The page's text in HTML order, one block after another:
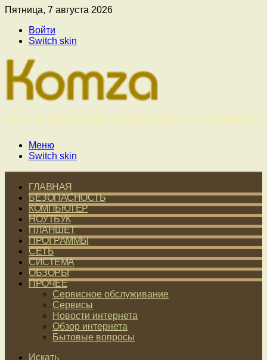
Пятница, 7 августа 2026
Войти
Switch skin
Меню
Switch skin
ГЛАВНАЯ
БЕЗОПАСНОСТЬ
КОМПЬЮТЕР
НОУТБУК
ПЛАНШЕТ
ПРОГРАММЫ
СЕТЬ
СИСТЕМА
ОБЗОРЫ
ПРОЧЕЕ
Сервисное обслуживание
Сервисы
Новости интернета
Обзор интернета
Бытовые вопросы
Искать